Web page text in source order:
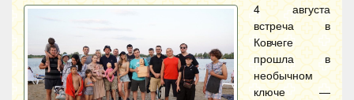
4 августа
встреча в
Ковчеге
прошла в
необычном
ключе —